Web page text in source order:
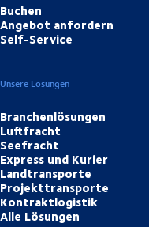
Buchen
Angebot anfordern
Self-Service
Unsere Lösungen
Branchenlösungen
Luftfracht
Seefracht
Express und Kurier
Landtransporte
Projekttransporte
Kontraktlogistik
Alle Lösungen